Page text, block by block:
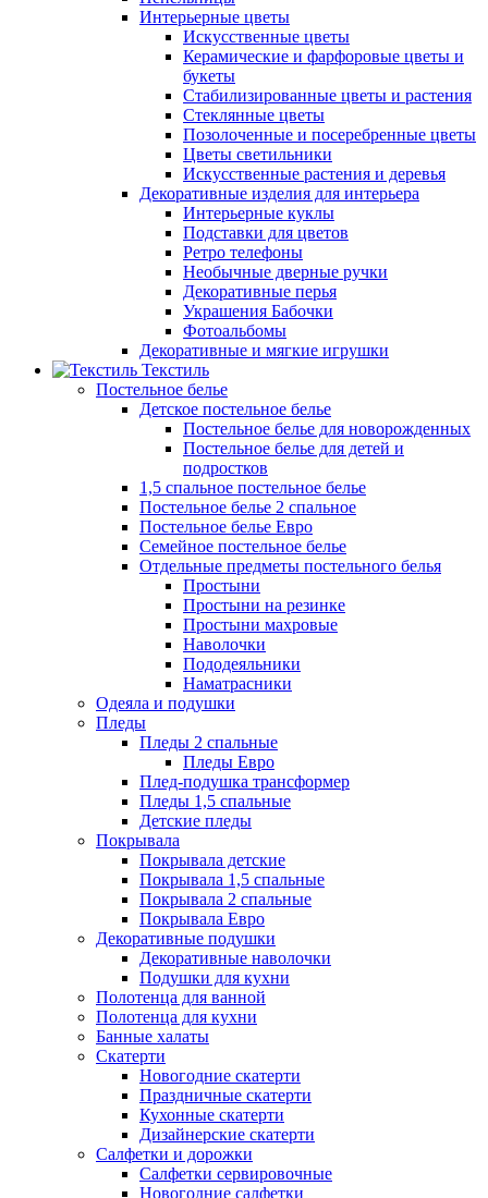
Интерьерные цветы
Искусственные цветы
Керамические и фарфоровые цветы и
букеты
Стабилизированные цветы и растения
Стеклянные цветы
Позолоченные и посеребренные цветы
Цветы светильники
Искусственные растения и деревья
Декоративные изделия для интерьера
Интерьерные куклы
Подставки для цветов
Ретро телефоны
Необычные дверные ручки
Декоративные перья
Украшения Бабочки
Фотоальбомы
Декоративные и мягкие игрушки
Текстиль
Постельное белье
Детское постельное белье
Постельное белье для новорожденных
Постельное белье для детей и
подростков
1,5 спальное постельное белье
Постельное белье 2 спальное
Постельное белье Евро
Семейное постельное белье
Отдельные предметы постельного белья
Простыни
Простыни на резинке
Простыни махровые
Наволочки
Пододеяльники
Наматрасники
Одеяла и подушки
Пледы
Пледы 2 спальные
Пледы Евро
Плед-подушка трансформер
Пледы 1,5 спальные
Детские пледы
Покрывала
Покрывала детские
Покрывала 1,5 спальные
Покрывала 2 спальные
Покрывала Евро
Декоративные подушки
Декоративные наволочки
Подушки для кухни
Полотенца для ванной
Полотенца для кухни
Банные халаты
Скатерти
Новогодние скатерти
Праздничные скатерти
Кухонные скатерти
Дизайнерские скатерти
Салфетки и дорожки
Салфетки сервировочные
Новогодние салфетки